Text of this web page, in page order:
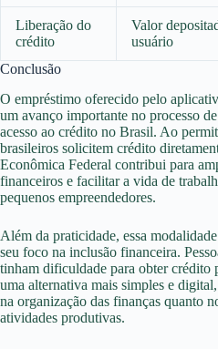
Liberação do
crédito
Valor
usuário
Conclusão
O empréstimo oferecido pelo
um avanço importante no processo
acesso ao crédito no Brasil. Ao
brasileiros solicitem crédito
Econômica Federal contribui para
financeiros e facilitar a vida de
pequenos empreendedores.
Além da praticidade, essa
seu foco na inclusão financeira.
tinham dificuldade para obter crédito
uma alternativa mais simples e
na organização das finanças quanto
atividades produtivas.